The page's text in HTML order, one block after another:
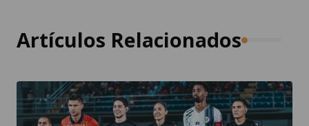
Artículos Relacionados